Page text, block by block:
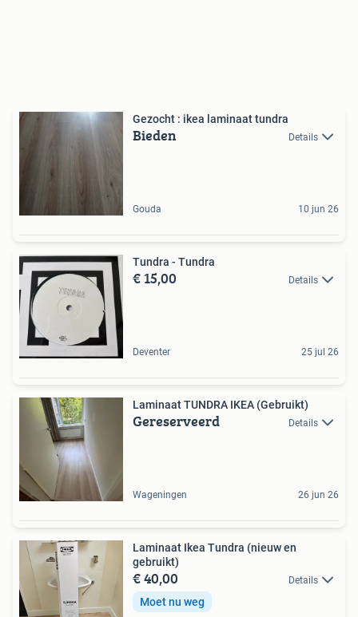
Gezocht : ikea laminaat tundra
Bieden Details
Gouda 10 jun 26
Tundra - Tundra
€ 15,00 Details
Deventer 25 jul 26
Laminaat TUNDRA IKEA (Gebruikt)
Gereserveerd Details
Wageningen 26 jun 26
Laminaat Ikea Tundra (nieuw en
gebruikt)
€ 40,00 Details
Moet nu weg